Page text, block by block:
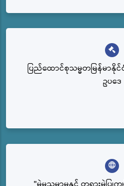
ပြည်‌ထောင်စုသမ္မတမြန်မာနို
ဥပဒေ